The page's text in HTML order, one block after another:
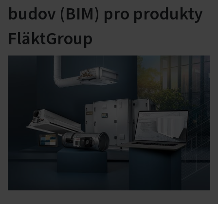
budov (BIM) pro produkty
FläktGroup